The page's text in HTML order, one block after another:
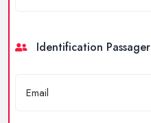
Identification Passager